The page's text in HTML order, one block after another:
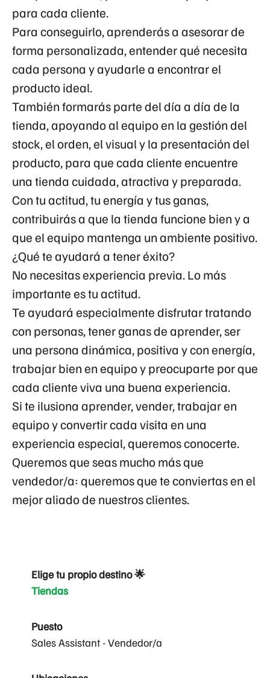
para cada cliente.
Para conseguirlo, aprenderás a asesorar de
forma personalizada, entender qué necesita
cada persona y ayudarle a encontrar el
producto ideal.
También formarás parte del día a día de la
tienda, apoyando al equipo en la gestión del
stock, el orden, el visual y la presentación del
producto, para que cada cliente encuentre
una tienda cuidada, atractiva y preparada.
Con tu actitud, tu energía y tus ganas,
contribuirás a que la tienda funcione bien y a
que el equipo mantenga un ambiente positivo.
¿Qué te ayudará a tener éxito?
No necesitas experiencia previa. Lo más
importante es tu actitud.
Te ayudará especialmente disfrutar tratando
con personas, tener ganas de aprender, ser
una persona dinámica, positiva y con energía,
trabajar bien en equipo y preocuparte por que
cada cliente viva una buena experiencia.
Si te ilusiona aprender, vender, trabajar en
equipo y convertir cada visita en una
experiencia especial, queremos conocerte.
Queremos que seas mucho más que
vendedor/a: queremos que te conviertas en el
mejor aliado de nuestros clientes.
Elige tu propio destino 🌟
Tiendas
Puesto
Sales Assistant - Vendedor/a